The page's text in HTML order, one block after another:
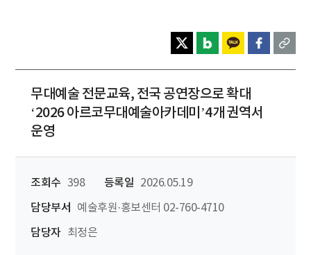
무대예술 전문교육, 전국 공연장으로 확대
‘2026 아르코무대예술아카데미’4개 권역서
운영
조회수 398 등록일
2026.05.19
담당부서
예술후원·홍보센터 02-760-4710
담당자 최정은